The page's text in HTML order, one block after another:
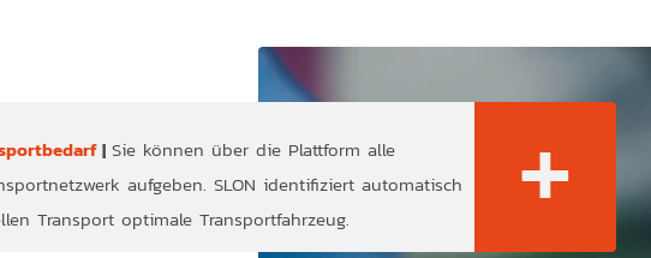
| Sie können über die Plattform alle
aufgeben. SLON identifiziert automatisch
Transport optimale Transportfahrzeug.
Mehr Infos
+